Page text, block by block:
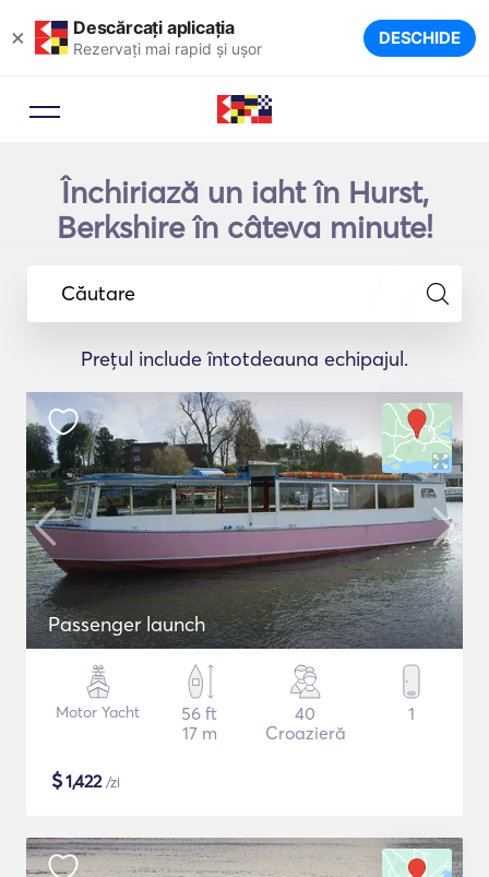
× Descărcați aplicația
Rezervați mai rapid și ușor DESCHIDE
Închiriază un iaht în Hurst,
Berkshire în câteva minute!
Căutare
Prețul include întotdeauna echipajul.
Passenger launch
Motor Yacht
56 ft
17 m
40
Croazieră
1
$1,422/zi